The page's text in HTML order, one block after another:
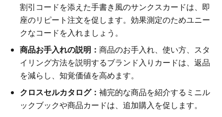
割引コードを添えた手書き風のサンクスカードは、即
座のリピート注文を促します。効果測定のためユニー
クなコードを入れましょう。
商品お手入れの説明： 商品のお手入れ、使い方、スタ
イリング方法を説明するブランド入りカードは、返品
を減らし、知覚価値を高めます。
クロスセルカタログ： 補完的な商品を紹介するミニル
ックブックや商品カードは、追加購入を促します。